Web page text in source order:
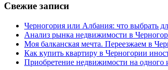
Свежие записи
Черногория или Албания: что выбрать
Анализ рынка недвижимости в
Моя балканская мечта. Переезжаем в
Как купить квартиру в Черногории
Приобретение недвижимости на одного